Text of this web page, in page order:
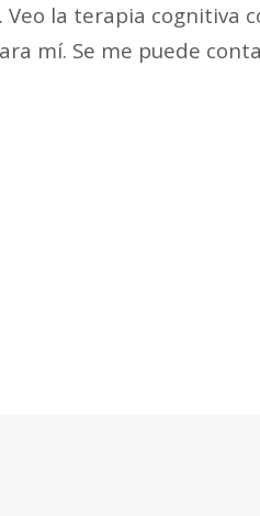
la terapia cognitiva
mí. Se me puede